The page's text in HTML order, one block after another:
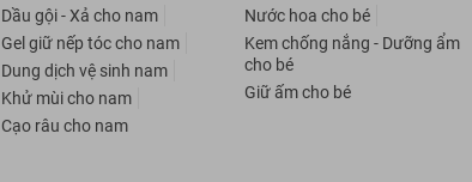
Dầu gội - Xả cho nam
Gel giữ nếp tóc cho nam
Dung dịch vệ sinh nam
Khử mùi cho nam
Cạo râu cho nam
Nước hoa cho bé
Kem chống nắng - Dưỡng ẩm
cho bé
Giữ ấm cho bé